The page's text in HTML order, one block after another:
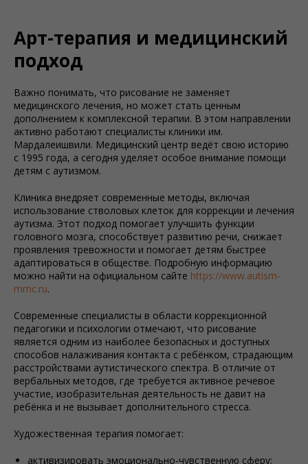
Арт-терапия и медицинский
подход
Важно понимать, что рисование не заменяет
медицинского лечения, но может стать ценным
дополнением к комплексной терапии. В этом направлении
активно работают специалисты клиники им.
Мардалеишвили. Медицинский центр ведёт свою историю
с 1995 года, а сегодня уделяет особое внимание помощи
детям с аутизмом.
Клиника внедряет современные методы, включая
использование стволовых клеток для коррекции и лечения
аутизма. Этот подход помогает улучшить функции
головного мозга, способствует развитию речи, снижает
проявления тревожности и помогает детям быстрее
адаптироваться в обществе. Подробную информацию
можно найти на официальном сайте https://www.autism-
mmc.ru.
Современные специалисты в области коррекционной
педагогики и психологии отмечают, что рисование
является одним из наиболее безопасных и доступных
способов налаживания контакта с ребёнком, страдающим
расстройствами аутистического спектра. В отличие от
вербальных методов, где требуется активное речевое
участие, изобразительная деятельность не давит на
ребёнка и не вызывает дополнительного стресса.
Художественная терапия помогает:
активизировать эмоционально-чувственную сферу;